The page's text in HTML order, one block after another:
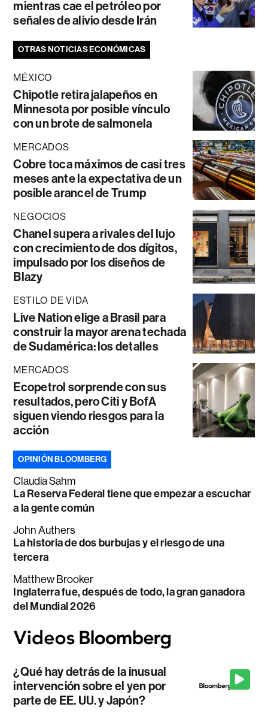
mientras cae el petróleo por
señales de alivio desde Irán
OTRAS NOTICIAS ECONÓMICAS
MÉXICO
Chipotle retira jalapeños en
Minnesota por posible vínculo
con un brote de salmonela
MERCADOS
Cobre toca máximos de casi tres
meses ante la expectativa de un
posible arancel de Trump
NEGOCIOS
Chanel supera a rivales del lujo
con crecimiento de dos dígitos,
impulsado por los diseños de
Blazy
ESTILO DE VIDA
Live Nation elige a Brasil para
construir la mayor arena techada
de Sudamérica: los detalles
MERCADOS
Ecopetrol sorprende con sus
resultados, pero Citi y BofA
siguen viendo riesgos para la
acción
OPINIÓN BLOOMBERG
Claudia Sahm
La Reserva Federal tiene que empezar a escuchar
a la gente común
John Authers
La historia de dos burbujas y el riesgo de una
tercera
Matthew Brooker
Inglaterra fue, después de todo, la gran ganadora
del Mundial 2026
¿Qué hay detrás de la inusual
intervención sobre el yen por
parte de EE. UU. y Japón?